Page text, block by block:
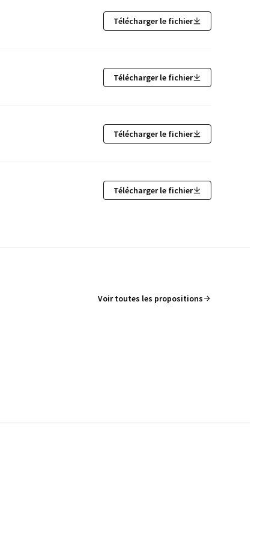
Télécharger le fichier
Télécharger le fichier
Télécharger le fichier
Télécharger le fichier
Voir toutes les propositions